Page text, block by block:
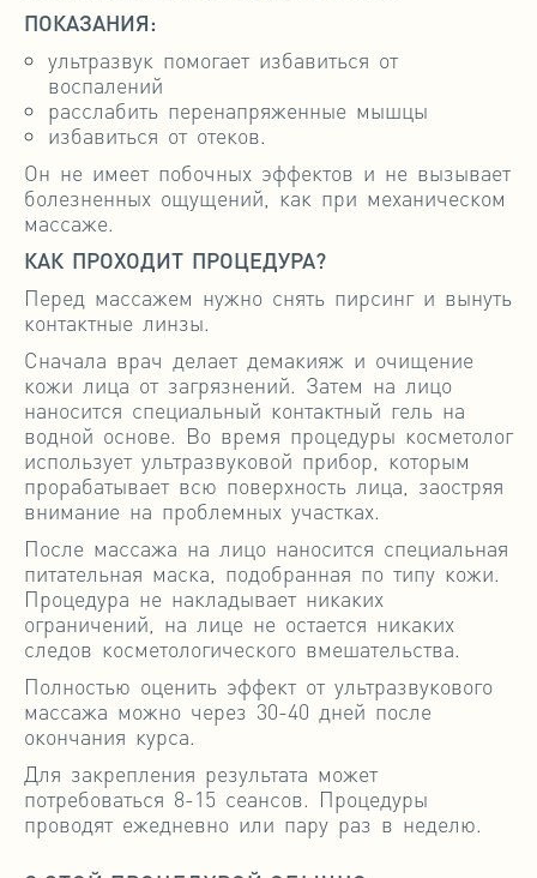
ПОКАЗАНИЯ:
ультразвук помогает избавиться от
воспалений
расслабить перенапряженные мышцы
избавиться от отеков.
Он не имеет побочных эффектов и не вызывает
болезненных ощущений, как при механическом
массаже.
КАК ПРОХОДИТ ПРОЦЕДУРА?
Перед массажем нужно снять пирсинг и вынуть
контактные линзы.
Сначала врач делает демакияж и очищение
кожи лица от загрязнений. Затем на лицо
наносится специальный контактный гель на
водной основе. Во время процедуры косметолог
использует ультразвуковой прибор, которым
прорабатывает всю поверхность лица, заостряя
внимание на проблемных участках.
После массажа на лицо наносится специальная
питательная маска, подобранная по типу кожи.
Процедура не накладывает никаких
ограничений, на лице не остается никаких
следов косметологического вмешательства.
Полностью оценить эффект от ультразвукового
массажа можно через 30-40 дней после
окончания курса.
Для закрепления результата может
потребоваться 8-15 сеансов. Процедуры
проводят ежедневно или пару раз в неделю.